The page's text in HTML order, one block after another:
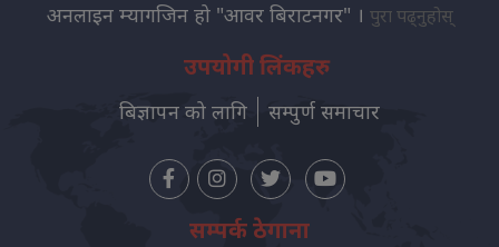
अनलाइन म्यागजिन हो "आवर बिराटनगर" । पुरा पढ्नुहोस्
उपयोगी लिंकहरु
बिज्ञापन को लागि सम्पुर्ण समाचार
सम्पर्क ठेगाना